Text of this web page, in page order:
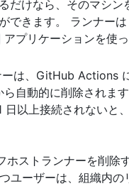
だけなら、そのマシン
できます。 ランナー
アプリケーションを使
は、GitHub Actions
自動的に削除されま
以上接続されないと
ホストランナーを削除
ユーザーは、組織内の